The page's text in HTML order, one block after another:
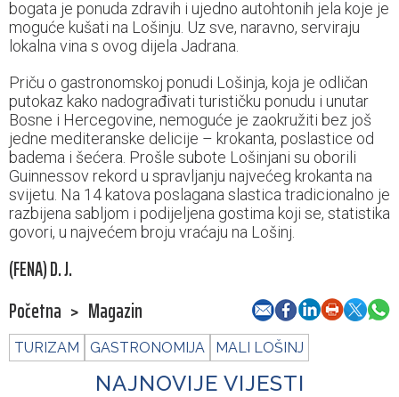
bogata je ponuda zdravih i ujedno autohtonih jela koje je
moguće kušati na Lošinju. Uz sve, naravno, serviraju
lokalna vina s ovog dijela Jadrana.
Priču o gastronomskoj ponudi Lošinja, koja je odličan
putokaz kako nadograđivati turističku ponudu i unutar
Bosne i Hercegovine, nemoguće je zaokružiti bez još
jedne mediteranske delicije – krokanta, poslastice od
badema i šećera. Prošle subote Lošinjani su oborili
Guinnessov rekord u spravljanju najvećeg krokanta na
svijetu. Na 14 katova poslagana slastica tradicionalno je
razbijena sabljom i podijeljena gostima koji se, statistika
govori, u najvećem broju vraćaju na Lošinj.
(FENA) D. J.
Početna > Magazin
TURIZAM GASTRONOMIJA MALI LOŠINJ
NAJNOVIJE VIJESTI